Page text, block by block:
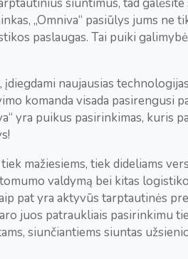
siuntimus, tad
„Omniva“ pasiūlys jums ne
paslaugas. Tai puiki
naujausias
komanda visada pasirengusi
yra puikus pasirinkimas, kuris
mažiesiems, tiek dideliams
valdymą bei kitas
pat yra aktyvūs tarptautinės
juos patraukliais pasirinkimu
siunčiantiems siuntas